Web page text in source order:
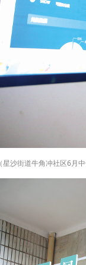
（星沙街道牛角冲社区6月